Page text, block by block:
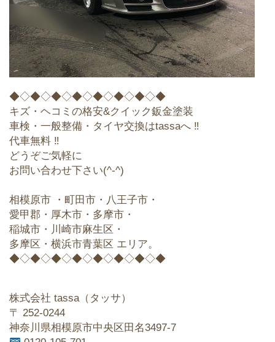
◆◇◆◇◆◇◆◇◆◇◆◇◆◇◆
キズ・ヘコミの格安&クイック鈑金塗装
車検・一般整備・タイヤ交換はtassaへ ‼︎
代車無料 ‼︎
どうぞご気軽に
お問い合わせ下さい(^-^)
相模原市 ・町田市・八王子市・
愛甲郡・厚木市・多摩市・
稲城市・川崎市麻生区・
多摩区・横浜市青葉区 エリア。
◆◇◆◇◆◇◆◇◆◇◆◇◆◇◆
株式会社 tassa（タッサ）
〒 252-0244
神奈川県相模原市中央区田名3497-7